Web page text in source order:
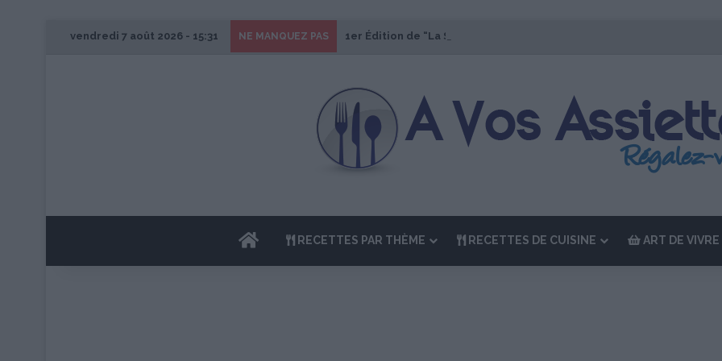
vendredi 7 août 2026 - 15:31 NE MANQUEZ PAS 1er Édition de “La Semaine des Chefs” du 19 au 24 octobre 2026
ACCUEILRECETTES PAR THÈME RECETTES DE CUISINE ART DE VIVRE